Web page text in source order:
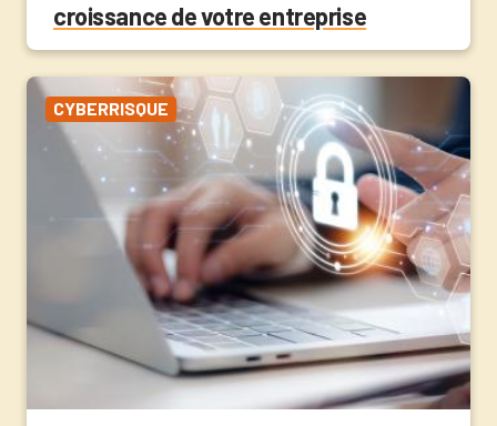
croissance de votre entreprise
CYBERRISQUE